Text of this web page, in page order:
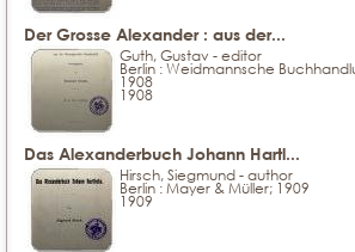
Der Grosse Alexander : aus der...
Guth, Gustav - editor
Berlin : Weidmannsche
1908
1908
Das Alexanderbuch Johann Hartl...
Hirsch, Siegmund - author
Berlin : Mayer & Müller; 1909
1909